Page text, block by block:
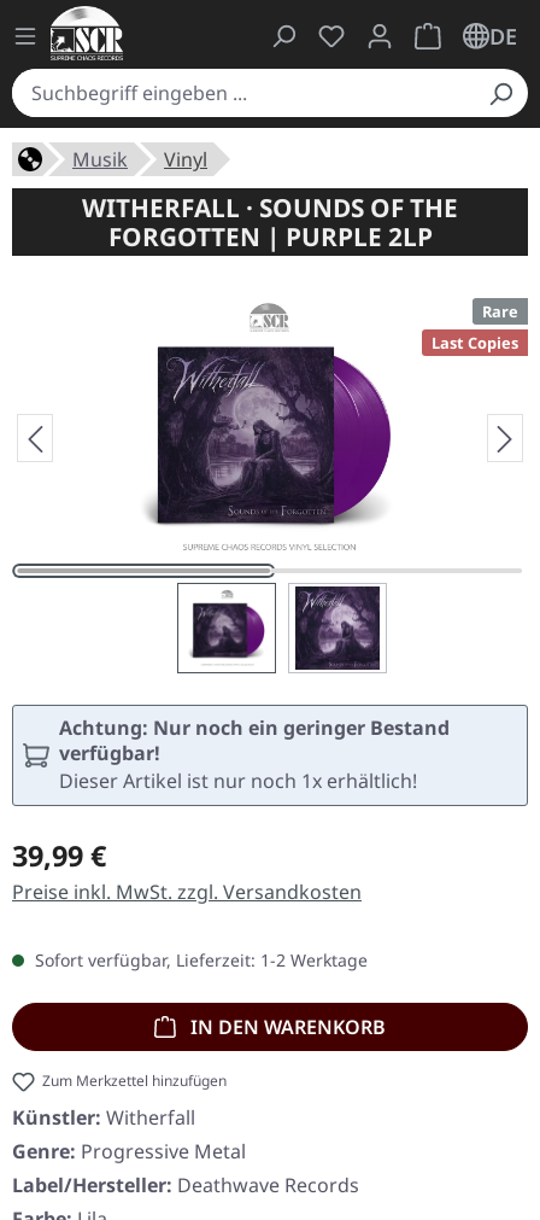
Du hast 0 Produkte
Warenkorb
DE
Musik Vinyl
WITHERFALL · SOUNDS OF THE
FORGOTTEN | PURPLE 2LP
Rare
Last Copies
Achtung: Nur noch ein geringer Bestand
verfügbar!
Dieser Artikel ist nur noch 1x erhältlich!
Regulärer Preis:
39,99 €
Preise inkl. MwSt. zzgl. Versandkosten
Sofort verfügbar, Lieferzeit: 1-2 Werktage
IN DEN WARENKORB
Zum Merkzettel hinzufügen
Künstler: Witherfall
Genre: Progressive Metal
Label/Hersteller: Deathwave Records